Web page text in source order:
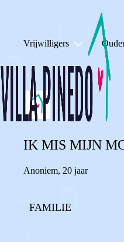
Vrijwilligers
IK MIS MIJN
Anoniem, 20 jaar
FAMILIE